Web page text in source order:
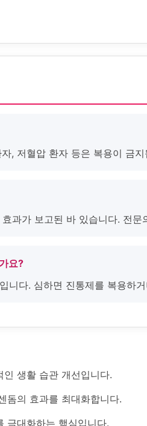
, 저혈압 환자 등은 복용이 금지
과가 보고된 바 있습니다. 전문
요?
니다. 심하면 진통제를 복용하
생활 습관 개선입니다.
돔의 효과를 최대화합니다.
극대화하는 핵심입니다.